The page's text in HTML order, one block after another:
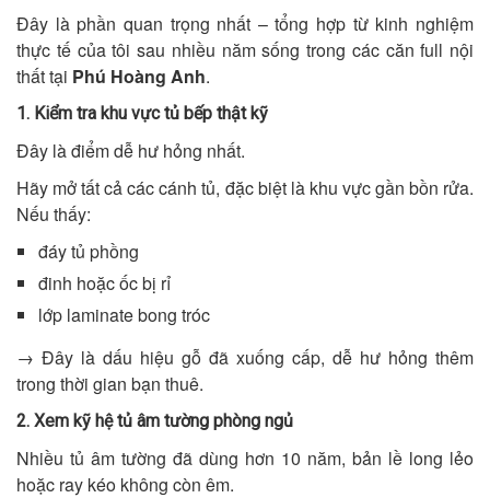
Đây là phần quan trọng nhất – tổng hợp từ kinh nghiệm
thực tế của tôi sau nhiều năm sống trong các căn full nội
thất tại Phú Hoàng Anh.
1. Kiểm tra khu vực tủ bếp thật kỹ
Đây là điểm dễ hư hỏng nhất.
Hãy mở tất cả các cánh tủ, đặc biệt là khu vực gần bồn rửa.
Nếu thấy:
đáy tủ phồng
đinh hoặc ốc bị rỉ
lớp laminate bong tróc
→ Đây là dấu hiệu gỗ đã xuống cấp, dễ hư hỏng thêm
trong thời gian bạn thuê.
2. Xem kỹ hệ tủ âm tường phòng ngủ
Nhiều tủ âm tường đã dùng hơn 10 năm, bản lề long lẻo
hoặc ray kéo không còn êm.